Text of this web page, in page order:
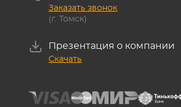
Заказать звонок
(г. Томск)
Презентация о компании
Скачать